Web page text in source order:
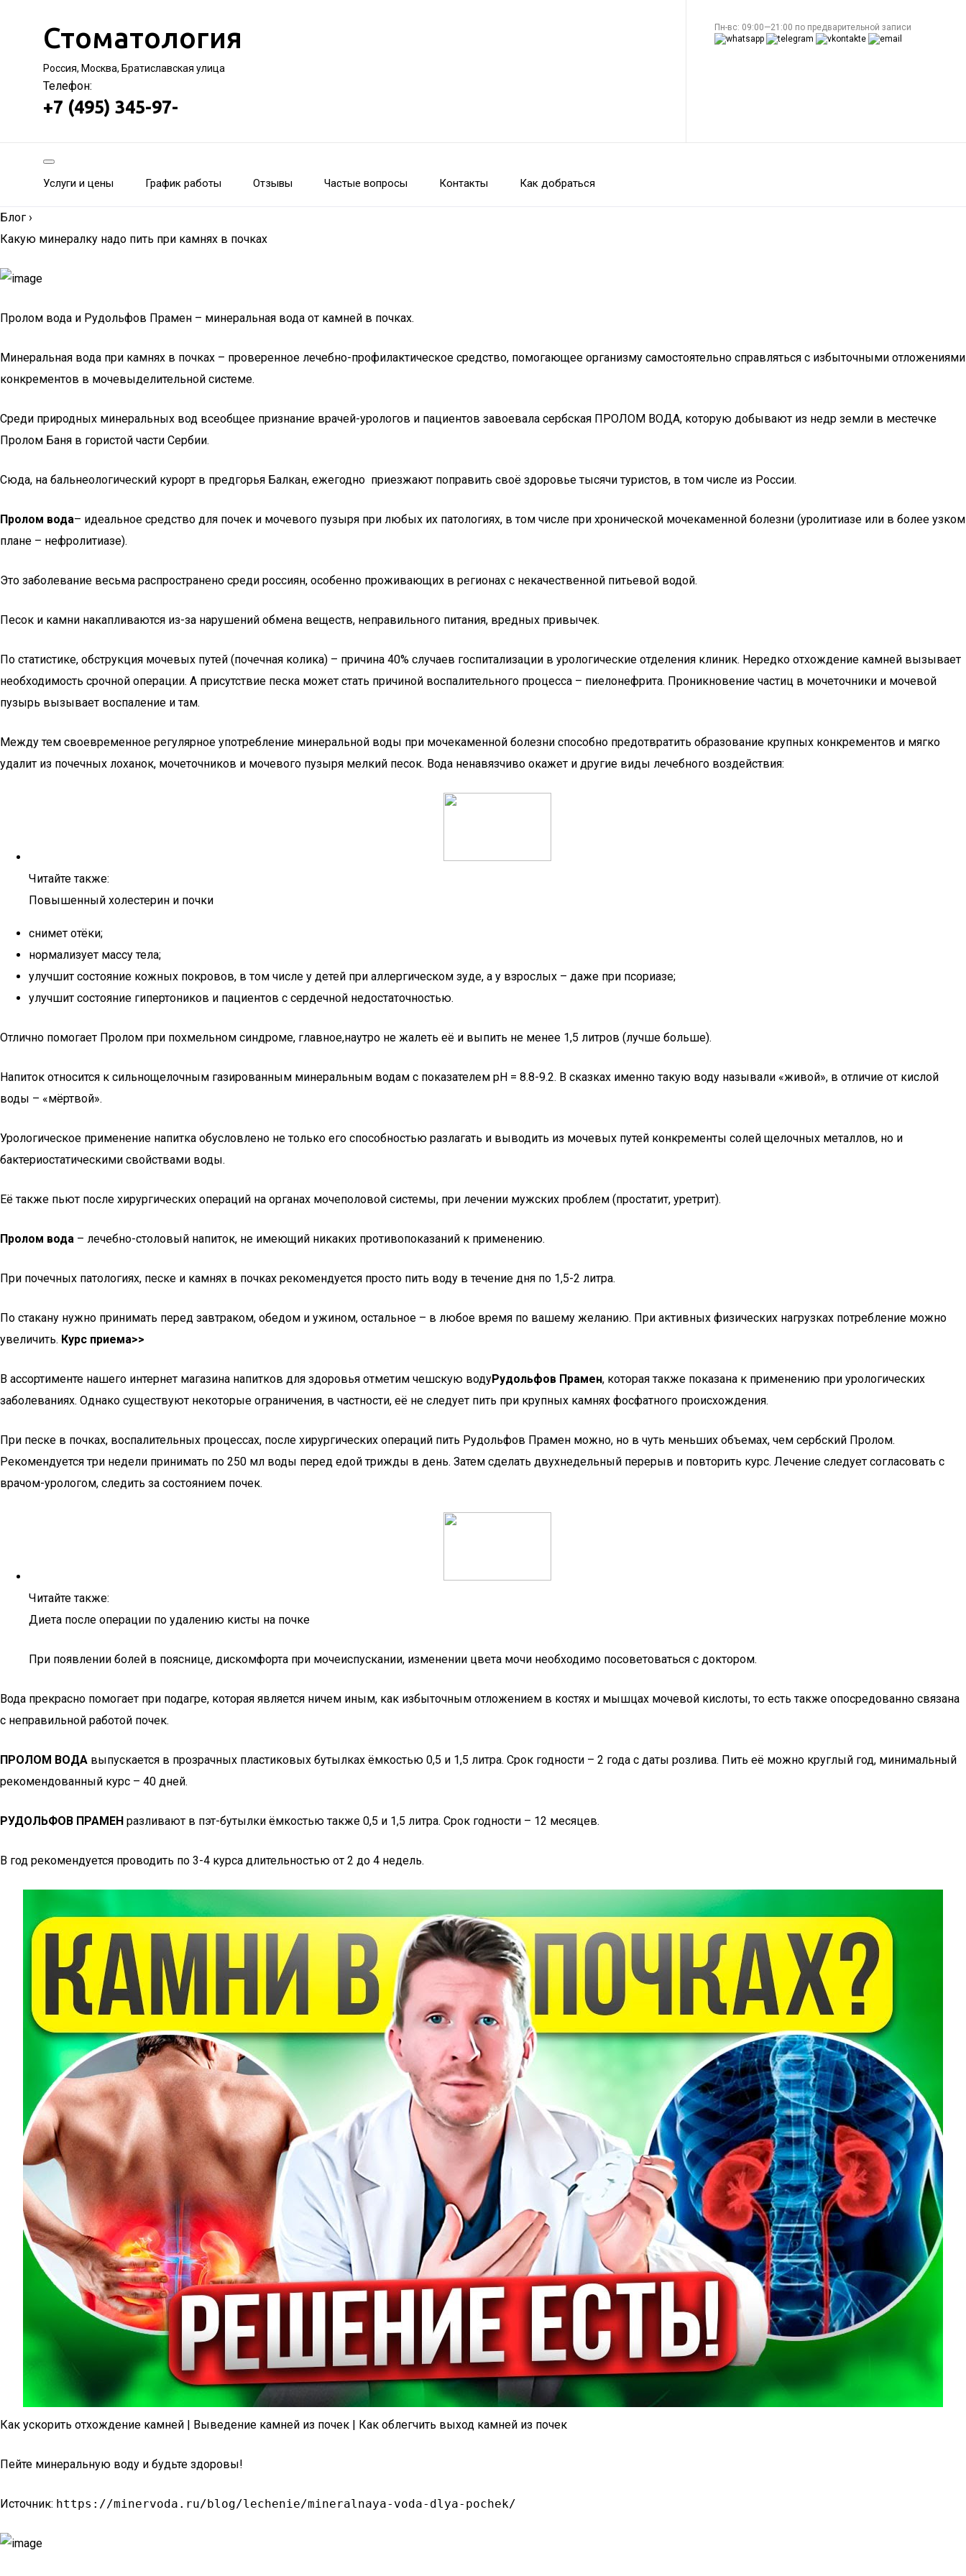
Стоматология
Россия, Москва, Братиславская улица
Телефон:
+7 (495) 345-97-
Пн-вс: 09:00—21:00 по предварительной записи
Услуги и цены График работы Отзывы Частые вопросы Контакты Как добраться
Блог ›
Какую минералку надо пить при камнях в почках
Пролом вода и Рудольфов Прамен – минеральная вода от камней в почках.
Минеральная вода при камнях в почках – проверенное лечебно-профилактическое средство, помогающее организму самостоятельно справляться с избыточными отложениями
конкрементов в мочевыделительной системе.
Среди природных минеральных вод всеобщее признание врачей-урологов и пациентов завоевала сербская ПРОЛОМ ВОДА, которую добывают из недр земли в местечке
Пролом Баня в гористой части Сербии.
Сюда, на бальнеологический курорт в предгорья Балкан, ежегодно приезжают поправить своё здоровье тысячи туристов, в том числе из России.
Пролом вода– идеальное средство для почек и мочевого пузыря при любых их патологиях, в том числе при хронической мочекаменной болезни (уролитиазе или в более узком
плане – нефролитиазе).
Это заболевание весьма распространено среди россиян, особенно проживающих в регионах с некачественной питьевой водой.
Песок и камни накапливаются из-за нарушений обмена веществ, неправильного питания, вредных привычек.
По статистике, обструкция мочевых путей (почечная колика) – причина 40% случаев госпитализации в урологические отделения клиник. Нередко отхождение камней вызывает
необходимость срочной операции. А присутствие песка может стать причиной воспалительного процесса – пиелонефрита. Проникновение частиц в мочеточники и мочевой
пузырь вызывает воспаление и там.
Между тем своевременное регулярное употребление минеральной воды при мочекаменной болезни способно предотвратить образование крупных конкрементов и мягко
удалит из почечных лоханок, мочеточников и мочевого пузыря мелкий песок. Вода ненавязчиво окажет и другие виды лечебного воздействия:
Читайте также:
Повышенный холестерин и почки
снимет отёки;
нормализует массу тела;
улучшит состояние кожных покровов, в том числе у детей при аллергическом зуде, а у взрослых – даже при псориазе;
улучшит состояние гипертоников и пациентов с сердечной недостаточностью.
Отлично помогает Пролом при похмельном синдроме, главное,наутро не жалеть её и выпить не менее 1,5 литров (лучше больше).
Напиток относится к сильнощелочным газированным минеральным водам с показателем pH = 8.8-9.2. В сказках именно такую воду называли «живой», в отличие от кислой
воды – «мёртвой».
Урологическое применение напитка обусловлено не только его способностью разлагать и выводить из мочевых путей конкременты солей щелочных металлов, но и
бактериостатическими свойствами воды.
Её также пьют после хирургических операций на органах мочеполовой системы, при лечении мужских проблем (простатит, уретрит).
Пролом вода – лечебно-столовый напиток, не имеющий никаких противопоказаний к применению.
При почечных патологиях, песке и камнях в почках рекомендуется просто пить воду в течение дня по 1,5-2 литра.
По стакану нужно принимать перед завтраком, обедом и ужином, остальное – в любое время по вашему желанию. При активных физических нагрузках потребление можно
увеличить. Курс приема>>
В ассортименте нашего интернет магазина напитков для здоровья отметим чешскую водуРудольфов Прамен, которая также показана к применению при урологических
заболеваниях. Однако существуют некоторые ограничения, в частности, её не следует пить при крупных камнях фосфатного происхождения.
При песке в почках, воспалительных процессах, после хирургических операций пить Рудольфов Прамен можно, но в чуть меньших объемах, чем сербский Пролом.
Рекомендуется три недели принимать по 250 мл воды перед едой трижды в день. Затем сделать двухнедельный перерыв и повторить курс. Лечение следует согласовать с
врачом-урологом, следить за состоянием почек.
Читайте также:
Диета после операции по удалению кисты на почке
При появлении болей в пояснице, дискомфорта при мочеиспускании, изменении цвета мочи необходимо посоветоваться с доктором.
Вода прекрасно помогает при подагре, которая является ничем иным, как избыточным отложением в костях и мышцах мочевой кислоты, то есть также опосредованно связана
с неправильной работой почек.
ПРОЛОМ ВОДА выпускается в прозрачных пластиковых бутылках ёмкостью 0,5 и 1,5 литра. Срок годности – 2 года с даты розлива. Пить её можно круглый год, минимальный
рекомендованный курс – 40 дней.
РУДОЛЬФОВ ПРАМЕН разливают в пэт-бутылки ёмкостью также 0,5 и 1,5 литра. Срок годности – 12 месяцев.
В год рекомендуется проводить по 3-4 курса длительностью от 2 до 4 недель.
Как ускорить отхождение камней | Выведение камней из почек | Как облегчить выход камней из почек
Пейте минеральную воду и будьте здоровы!
Источник: https://minervoda.ru/blog/lechenie/mineralnaya-voda-dlya-pochek/